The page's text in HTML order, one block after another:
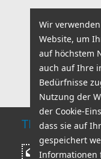
Nachricht
Wir
Website, um
auf höchstem
auch auf Ihre
Bedürfnisse
Nutzung der
der Cookie-
dass sie auf
gespeichert
Informationen